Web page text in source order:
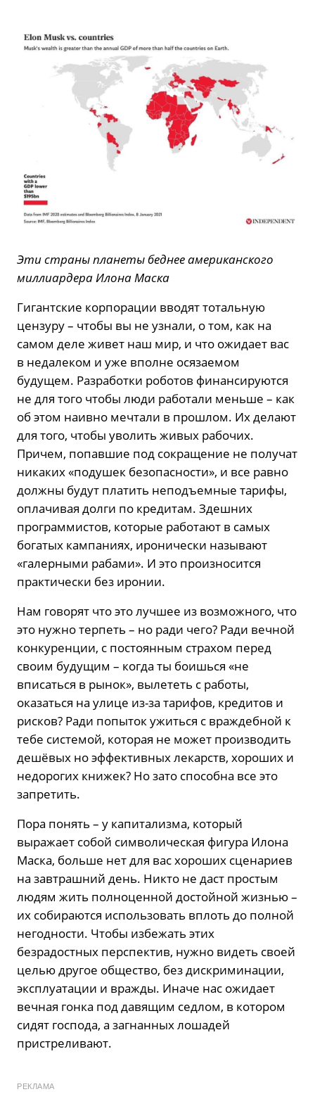
Эти страны планеты беднее американского
миллиардера Илона Маска
Гигантские корпорации вводят тотальную
цензуру – чтобы вы не узнали, о том, как на
самом деле живет наш мир, и что ожидает вас
в недалеком и уже вполне осязаемом
будущем. Разработки роботов финансируются
не для того чтобы люди работали меньше – как
об этом наивно мечтали в прошлом. Их делают
для того, чтобы уволить живых рабочих.
Причем, попавшие под сокращение не получат
никаких «подушек безопасности», и все равно
должны будут платить неподъемные тарифы,
оплачивая долги по кредитам. Здешних
программистов, которые работают в самых
богатых кампаниях, иронически называют
«галерными рабами». И это произносится
практически без иронии.
Нам говорят что это лучшее из возможного, что
это нужно терпеть – но ради чего? Ради вечной
конкуренции, с постоянным страхом перед
своим будущим – когда ты боишься «не
вписаться в рынок», вылететь с работы,
оказаться на улице из-за тарифов, кредитов и
рисков? Ради попыток ужиться с враждебной к
тебе системой, которая не может производить
дешёвых но эффективных лекарств, хороших и
недорогих книжек? Но зато способна все это
запретить.
Пора понять – у капитализма, который
выражает собой символическая фигура Илона
Маска, больше нет для вас хороших сценариев
на завтрашний день. Никто не даст простым
людям жить полноценной достойной жизнью –
их собираются использовать вплоть до полной
негодности. Чтобы избежать этих
безрадостных перспектив, нужно видеть своей
целью другое общество, без дискриминации,
эксплуатации и вражды. Иначе нас ожидает
вечная гонка под давящим седлом, в котором
сидят господа, а загнанных лошадей
пристреливают.
РЕКЛАМА